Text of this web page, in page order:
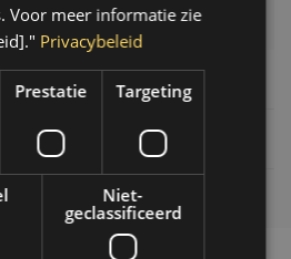
Voor meer informatie zie
Privacybeleid
Prestatie Targeting
Niet-
geclassificeerd